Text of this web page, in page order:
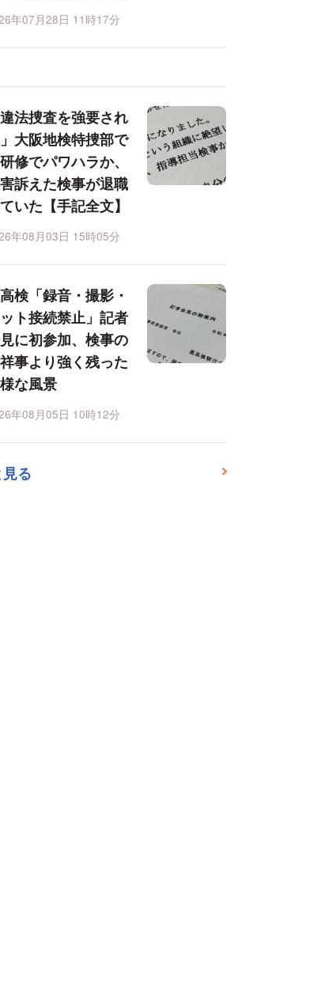
年07月28日 11時17分
違法捜査を強要され
大阪地検特捜部で
修でパワハラか、
訴えた検事が退職
いた【手記全文】
年08月03日 15時05分
検「録音・撮影・
ト接続禁止」記者
に初参加、検事の
事より強く残った
な風景
年08月05日 10時12分
る